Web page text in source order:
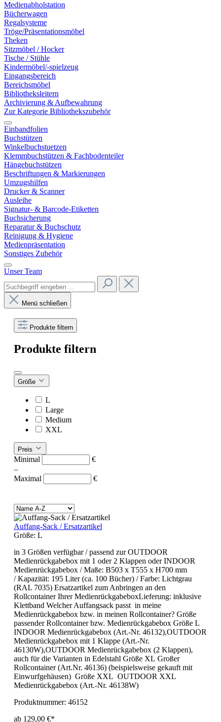
Medienabholstation
Bücherwagen
Regalsysteme
Tröge/Präsentationsmöbel
Theken
Sitzmöbel / Hocker
Tische / Stühle
Kindermöbel/-spielzeug
Eingangsbereich
Bereichsmöbel
Bibliotheksleitern
Archivierung & Aufbewahrung
Zur Kategorie Bibliothekszubehör
Einbandfolien
Buchstützen
Winkelbuchstuetzen
Klemmbuchstützen & Fachbodenteiler
Hängebuchstützen
Beschriftungen & Markierungen
Umzugshilfen
Drucker & Scanner
Ausleihe
Signatur- & Barcode-Etiketten
Buchsicherung
Reparatur & Buchschutz
Reinigung & Hygiene
Medienpräsentation
Sonstiges Zubehör
Unser Team
Menü schließen
Produkte filtern
Produkte filtern
Größe
L
Large
Medium
XXL
Preis
Minimal
€
–
Maximal
€
Auffang-Sack / Ersatzartikel
Größe: L
in 3 Größen verfügbar / passend zur OUTDOOR
Medienrückgabebox mit 1 oder 2 Klappen oder INDOOR
Medienrückgabebox / Maße: B503 x T555 x H700 mm
/ Kapazität: 195 Liter (ca. 100 Bücher) / Farbe: Lichtgrau
(RAL 7035) Ersatzartikel zum Anbringen an den
Rollcontainer Ihrer MedienrückgabeboxLieferung: inklusive
Klettband Welcher Auffangsack passt in meine
Medienrückgabebox bzw. in meinen Rollcontainer? Größe
passender Rollcontainer bzw. Medienrückgabebox Größe L
INDOOR Medienrückgabebox (Art.-Nr. 46132),OUTDOOR
Medienrückgabebox mit 1 Klappe (Art.-Nr.
46130W),OUTDOOR Medienrückgabebox (2 Klappen),
auch für die Varianten in Edelstahl Größe XL Großer
Rollcontainer (Art.Nr. 46136) (beispielsweise gekauft mit
Einwurfgehäusen) Größe XXL OUTDOOR XXL
Medienrückgabebox (Art.-Nr. 46138W)
Produktnummer: 46152
ab 129,00 €*